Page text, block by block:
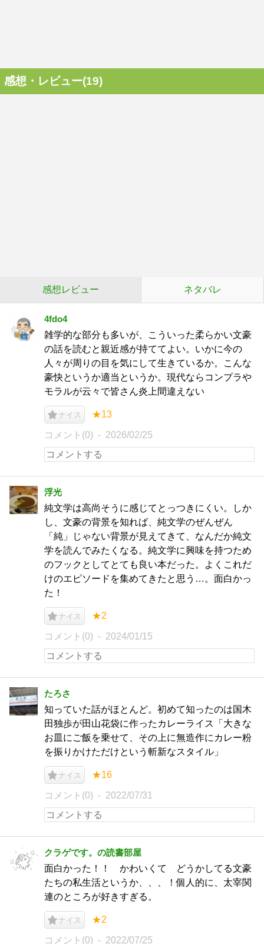
感想・レビュー(19)
感想レビュー ネタバレ
4fdo4
雑学的な部分も多いが、こういった柔らかい文豪
の話を読むと親近感が持ててよい。いかに今の
人々が周りの目を気にして生きているか。こんな
豪快というか適当というか。現代ならコンプラや
モラルが云々で皆さん炎上間違えない
ナイス ★13
コメント(0) 2026/02/25
浮光
純文学は高尚そうに感じてとっつきにくい。しか
し、文豪の背景を知れば、純文学のぜんぜん
「純」じゃない背景が見えてきて、なんだか純文
学を読んでみたくなる。純文学に興味を持つため
のフックとしてとても良い本だった。よくこれだ
けのエピソードを集めてきたと思う…。面白かっ
た！
ナイス ★2
コメント(0) 2024/01/15
たろさ
知っていた話がほとんど。初めて知ったのは国木
田独歩が田山花袋に作ったカレーライス「大きな
お皿にご飯を乗せて、その上に無造作にカレー粉
を振りかけただけという斬新なスタイル」
ナイス ★16
コメント(0) 2022/07/31
クラゲです。の読書部屋
面白かった！！ かわいくて どうかしてる文豪
たちの私生活というか、、、！個人的に、太宰関
連のところが好きすぎる。
ナイス ★2
コメント(0) 2022/07/25